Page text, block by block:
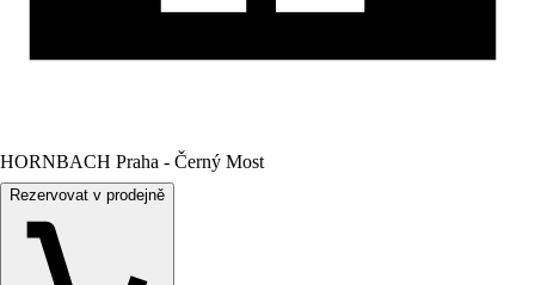
HORNBACH Praha - Černý Most
Rezervovat v prodejně